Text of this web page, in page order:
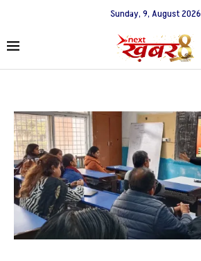
Sunday, 9, August 2026